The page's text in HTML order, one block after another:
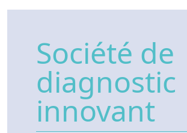
Société de
diagnostic
innovant